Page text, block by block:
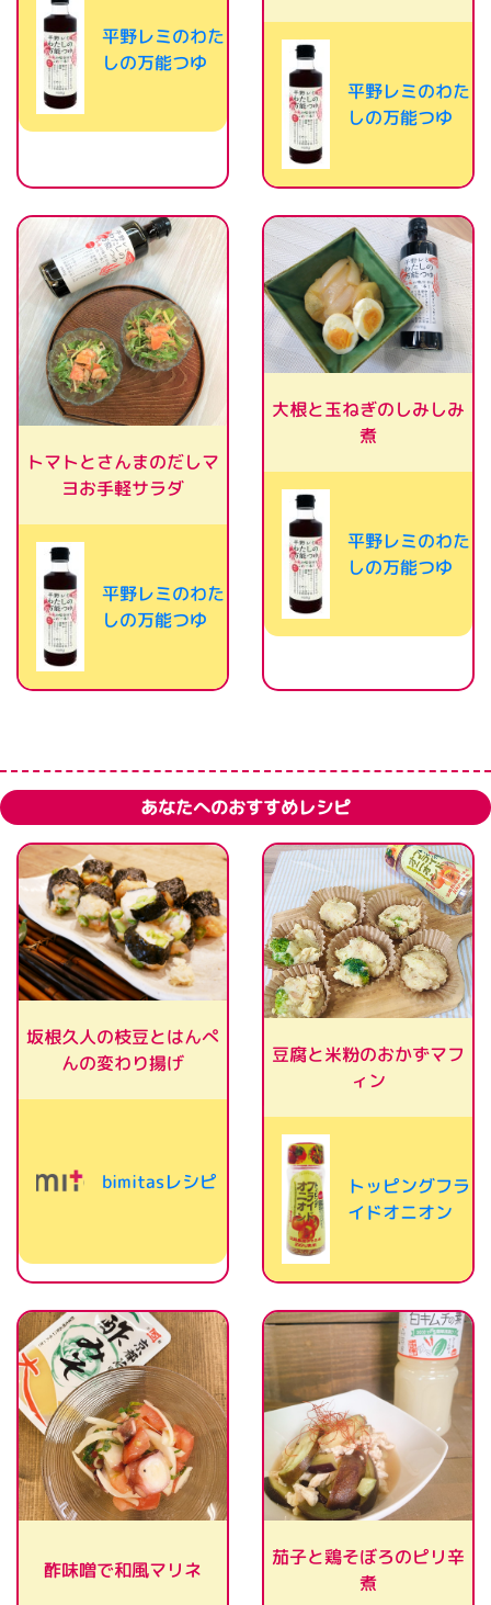
平野レミのわた
しの万能つゆ
平野レミのわた
しの万能つゆ
トマトとさんまのだしマ
ヨお手軽サラダ
平野レミのわた
しの万能つゆ
大根と玉ねぎのしみしみ
煮
平野レミのわた
しの万能つゆ
あなたへのおすすめレシピ
坂根久人の枝豆とはんぺ
んの変わり揚げ
bimitasレシピ
豆腐と米粉のおかずマフ
ィン
トッピングフラ
イドオニオン
酢味噌で和風マリネ
茄子と鶏そぼろのピリ辛
煮